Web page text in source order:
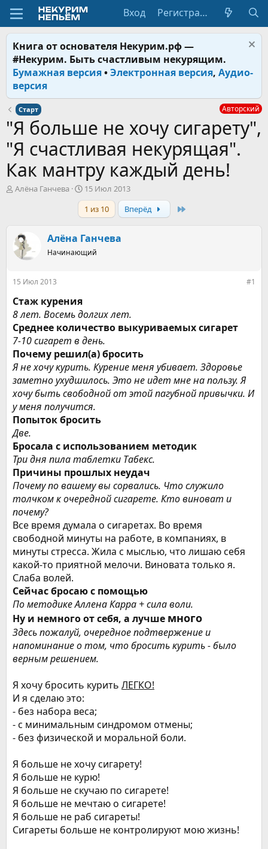
Вход Регистрация
Книга от основателя Некурим.рф —
#Некурим. Быть счастливым некурящим.
Бумажная версия•Электронная версия, Аудио-
версия
Старт Авторский
"Я больше не хочу сигарету",
"Я счастливая некурящая".
Как мантру каждый день!
А
т
е
Алёна Ганчева
Д
а
т
а
а
ч
15 Июл 2013
1 из 10
Вперёд
Алёна Ганчева
Начинающий
15 Июл 2013 #1
Стаж курения
8 лет. Восемь долгих лет.
Среднее количество выкуриваемых сигарет
7-10 сигарет в день.
Почему решил(а) бросить
Я не хочу курить. Курение меня убивает. Здоровье
заметно ухудшилось. Это не идет мне на пользу. Я
хочу быть свободной от этой пагубной привычки. И
у меня получится.
Попыток бросить
Две.
Бросала с использованием методик
Три дня пила таблетки Табекс.
Причины прошлых неудач
Почему по вашему вы сорвались. Что служило
толчком к очередной сигарете. Кто виноват и
почему?
Все время думала о сигаретах. Во время
свободной минуты на работе, в компаниях, в
минуты стресса. Жила с мыслью, что лишаю себя
какой-то приятной мелочи. Виновата только я.
Слаба волей.
Сейчас бросаю с помощью
По методике Аллена Карра + сила воли.
Ну и немного от себя, а лучше много
Здесь пожалуй, очередное подтвержение и
напоминание о том, что бросить курить - было
верным решением.
Я хочу бросить курить ЛЕГКО!
И я сделаю это:
- без набора веса;
- с минимальным синдромом отмены;
- без физической и моральной боли.
Я больше не хочу сигарету!
Я больше не курю!
Я больше не скучаю по сигарете!
Я больше не мечтаю о сигарете!
Я больше не раб сигареты!
Сигареты больше не контролируют мою жизнь!